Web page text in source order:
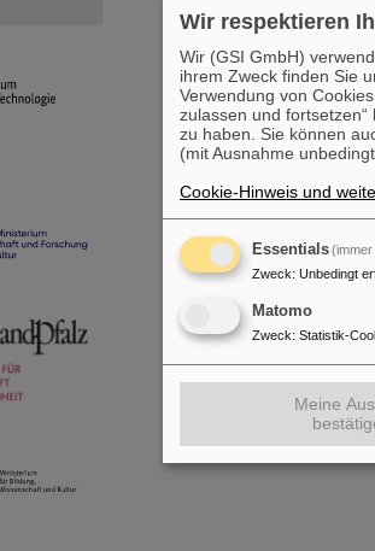
Wir respektieren
Wir (GSI GmbH)
ihrem Zweck finden Sie
Verwendung von
zulassen und
zu haben. Sie können
(mit Ausnahme
Cookie-Hinweis und
Essentials
Zweck: Unbedingt
Matomo
Zweck: Statistik-
Meine